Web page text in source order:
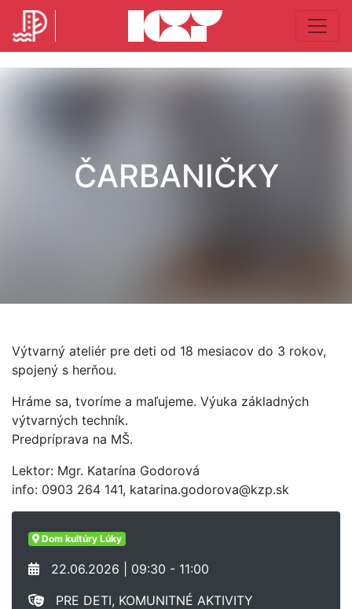
ČARBANIČKY
Výtvarný ateliér pre deti od 18 mesiacov do 3 rokov,
spojený s herňou.
Hráme sa, tvoríme a maľujeme. Výuka základných
výtvarných techník.
Predpríprava na MŠ.
Lektor: Mgr. Katarína Godorová
info: 0903 264 141, katarina.godorova@kzp.sk
Dom kultúry Lúky
22.06.2026 | 09:30 - 11:00
PRE DETI, KOMUNITNÉ AKTIVITY